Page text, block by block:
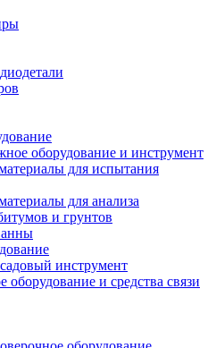
оборудование и инструмент
для испытания
для анализа
и грунтов
инструмент
и средства связи